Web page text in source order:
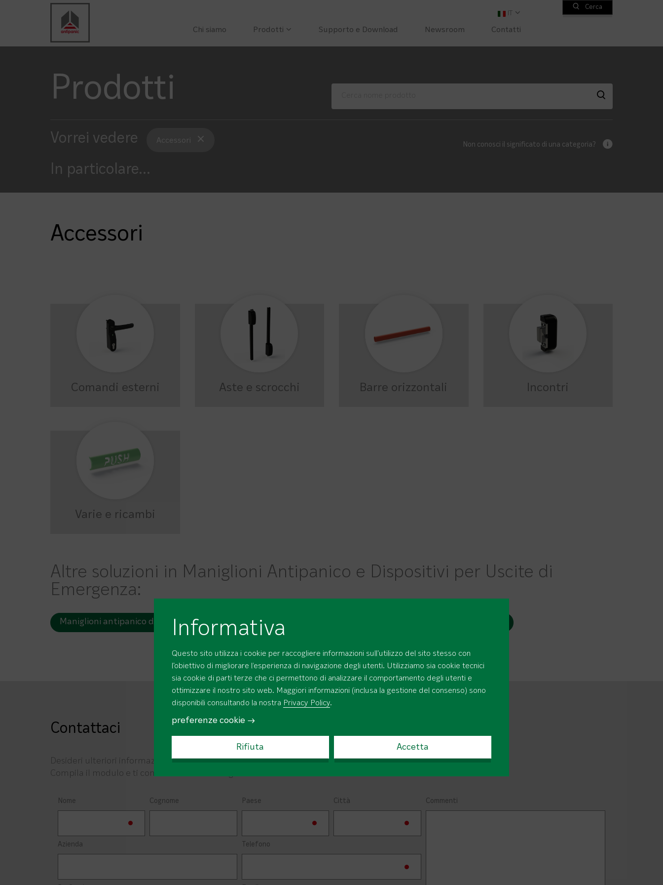
Chi siamo Prodotti Supporto e Download Newsroom Contatti
IT
Cerca
Prodotti
Non conosci il significato di una categoria?
Vorrei vedere Accessori
In particolare...
Accessori
Comandi esterni Aste e scrocchi Barre orizzontali Incontri
Varie e ricambi
Altre soluzioni in Maniglioni Antipanico e Dispositivi per Uscite di
Emergenza:
Maniglioni antipanico da applicare Maniglioni antipanico da infilare
Contattaci
Desideri ulteriori informazioni sulle nostre soluzioni?
Compila il modulo e ti contatteremo entro 1 giorno lavorativo.
Nome Cognome
Azienda
Paese Città
Telefono
Commenti
Informativa
Questo sito utilizza i cookie per raccogliere informazioni sull'utilizzo del sito stesso con
l'obiettivo di migliorare l’esperienza di navigazione degli utenti. Utilizziamo sia cookie tecnici
sia cookie di parti terze che ci permettono di analizzare il comportamento degli utenti e
ottimizzare il nostro sito web. Maggiori informazioni (inclusa la gestione del consenso) sono
disponibili consultando la nostra Privacy Policy.
preferenze cookie →
Rifiuta Accetta